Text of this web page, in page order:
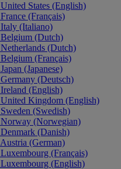
United States (English)
France (Français)
Italy (Italiano)
Belgium (Dutch)
Netherlands (Dutch)
Belgium (Français)
Japan (Japanese)
Germany (Deutsch)
Ireland (English)
United Kingdom (English)
Sweden (Swedish)
Norway (Norwegian)
Denmark (Danish)
Austria (German)
Luxembourg (Français)
Luxembourg (English)